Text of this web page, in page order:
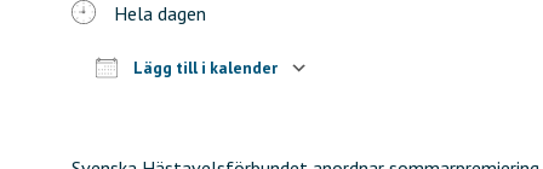
Hela dagen
Lägg till i kalender